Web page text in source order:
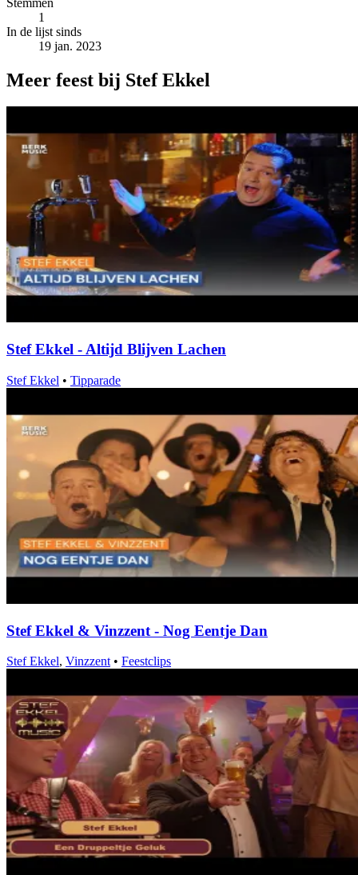
1
In de lijst sinds
19 jan. 2023
Meer feest bij Stef Ekkel
Stef Ekkel - Altijd Blijven Lachen
Stef Ekkel • Tipparade
Stef Ekkel & Vinzzent - Nog Eentje Dan
Stef Ekkel, Vinzzent • Feestclips